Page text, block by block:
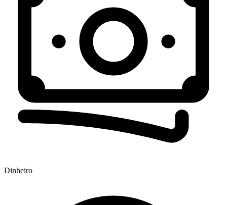
Dinheiro